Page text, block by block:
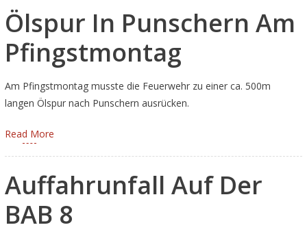
Ölspur In Punschern Am
Pfingstmontag
Am Pfingstmontag musste die Feuerwehr zu einer ca. 500m
langen Ölspur nach Punschern ausrücken.
Read More
Auffahrunfall Auf Der
BAB 8